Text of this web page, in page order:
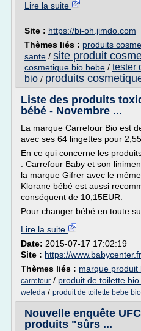
Lire la suite
Site : https://bi-oh.jimdo.com
Thèmes liés : produits
sante / site produit
cosmetique bio bebe / tester
bio / produits
Liste des produits
bébé - Novembre ...
La marque Carrefour Bio est
avec ses 64 lingettes pour
En ce qui concerne les
: Carrefour Baby et son
la marque Gifrer avec le
Klorane bébé est aussi
conséquent de 10,15EUR.
Pour changer bébé en toute
Lire la suite
Date: 2015-07-17 17:02:19
Site : https://www.babycenter.fr
Thèmes liés : marque produit
carrefour / produit de toilette
weleda / produit de toilette bebe
Nouvelle enquête
produits "sûrs ...